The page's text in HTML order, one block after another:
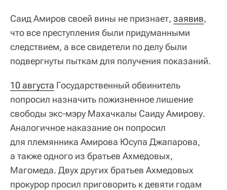
Саид Амиров своей вины не признает, заявив,
что все преступления были придуманными
следствием, а все свидетели по делу были
подвергнуты пыткам для получения показаний.
10 августа Государственный обвинитель
попросил назначить пожизненное лишение
свободы экс-мэру Махачкалы Саиду Амирову.
Аналогичное наказание он попросил
для племянника Амирова Юсупа Джапарова,
а также одного из братьев Ахмедовых,
Магомеда. Двух других братьев Ахмедовых
прокурор просил приговорить к девяти годам